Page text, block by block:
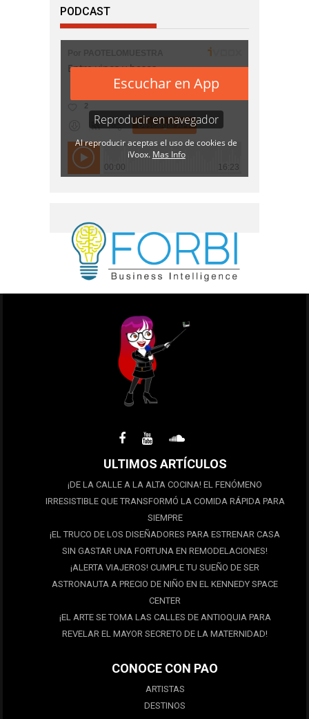
PODCAST
ULTIMOS ARTÍCULOS
¡DE LA CALLE A LA ALTA COCINA! EL FENÓMENO
IRRESISTIBLE QUE TRANSFORMÓ LA COMIDA RÁPIDA PARA
SIEMPRE
¡EL TRUCO DE LOS DISEÑADORES PARA ESTRENAR CASA
SIN GASTAR UNA FORTUNA EN REMODELACIONES!
¡ALERTA VIAJEROS! CUMPLE TU SUEÑO DE SER
ASTRONAUTA A PRECIO DE NIÑO EN EL KENNEDY SPACE
CENTER
¡EL ARTE SE TOMA LAS CALLES DE ANTIOQUIA PARA
REVELAR EL MAYOR SECRETO DE LA MATERNIDAD!
CONOCE CON PAO
ARTISTAS
DESTINOS